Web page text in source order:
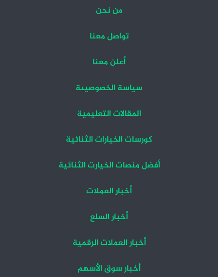
من نحن
تواصل معنا
أعلن معنا
سياسة الخصوصيىة
المقالات التعليمية
كورسات الخيارات الثنائية
أفضل منصات الخيارت الثنائية
أخبار العملات
أخبار السلع
أخبار العملات الرقمية
أخبار سوق الأسهم